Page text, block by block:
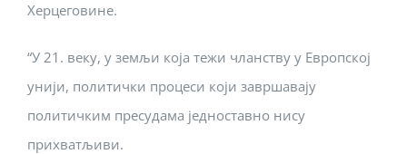
Херцеговине.
“У 21. веку, у земљи која тежи чланству у Европској
унији, политички процеси који завршавају
политичким пресудама једноставно нису
прихватљиви.